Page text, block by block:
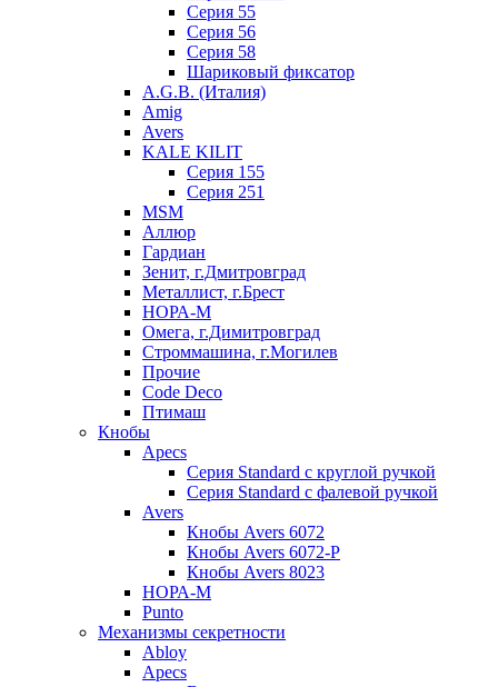
Серия 55
Серия 56
Серия 58
Шариковый фиксатор
A.G.B. (Италия)
Amig
Avers
KALE KILIT
Серия 155
Серия 251
MSM
Аллюр
Гардиан
Зенит, г.Дмитровград
Металлист, г.Брест
НОРА-М
Омега, г.Димитровград
Строммашина, г.Могилев
Прочие
Code Deco
Птимаш
Кнобы
Apecs
Серия Standard с круглой ручкой
Серия Standard с фалевой ручкой
Avers
Кнобы Avers 6072
Кнобы Avers 6072-P
Кнобы Avers 8023
НОРА-М
Punto
Механизмы секретности
Abloy
Apecs